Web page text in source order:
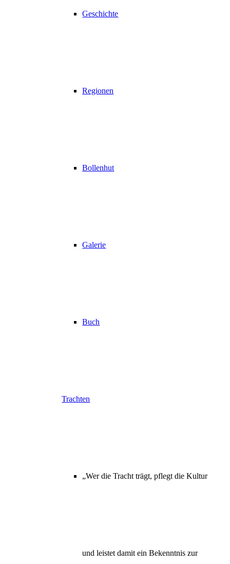
Geschichte
Regionen
Bollenhut
Galerie
Buch
Trachten
„Wer die Tracht trägt, pflegt die Kultur
und leistet damit ein Bekenntnis zur